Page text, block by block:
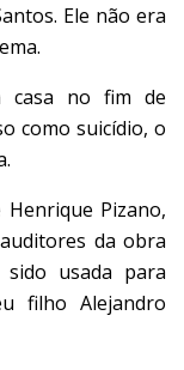
Ele não era
casa no fim de
como suicídio, o
Pizano,
da obra
usada para
filho Alejandro